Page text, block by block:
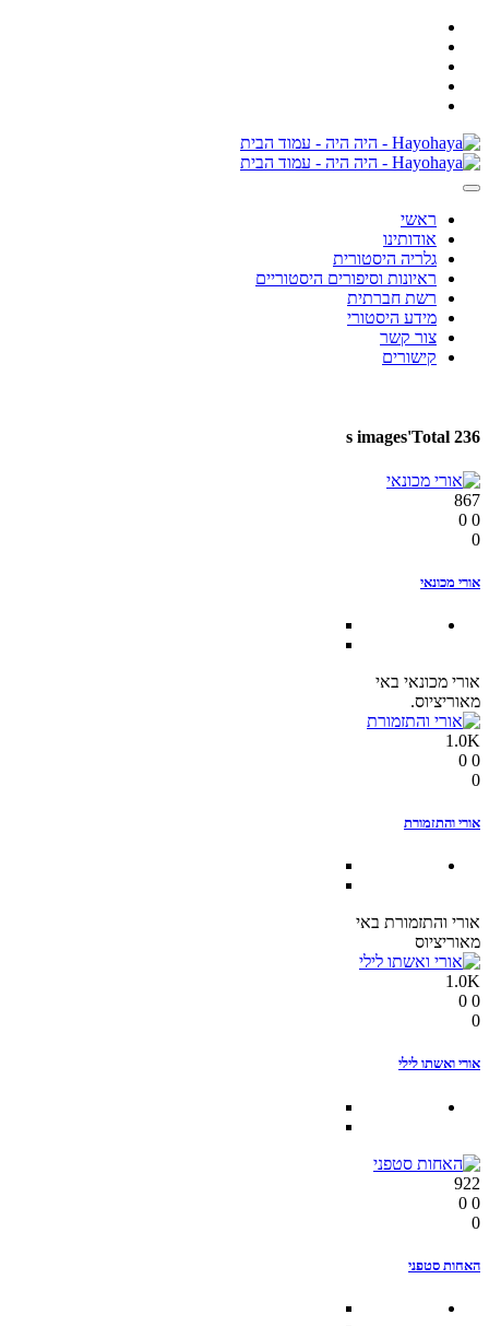
ראשי
אודותינו
גלריה היסטורית
ראיונות וסיפורים היסטוריים
רשת חברתית
מידע היסטורי
צור קשר
קישורים
's imagesTotal 236
867
0
0
0
אורי מכונאי
אורי מכונאי באי
מאוריציוס.
1.0K
0
0
0
אורי והתזמורת
אורי והתזמורת באי
מאוריציוס
1.0K
0
0
0
אורי ואשתו לילי
922
0
0
0
האחות סטפני